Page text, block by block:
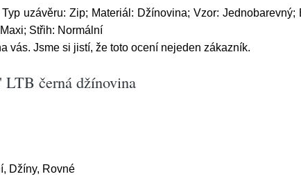
uzávěru: Zip; Materiál: Džínovina; Vzor:
Střih: Normální
vás. Jsme si jistí, že toto ocení nejeden zákazník.
LTB černá džínovina
Džíny, Rovné